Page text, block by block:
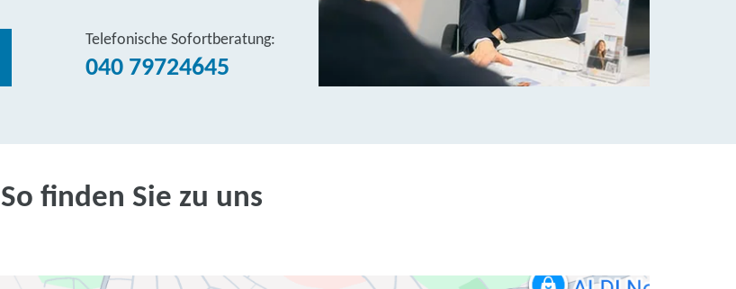
Telefonische Sofortberatung:
040 79724645
So finden Sie zu uns